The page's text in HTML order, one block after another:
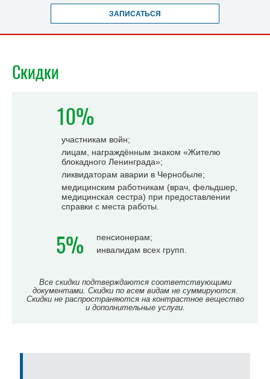
ЗАПИСАТЬСЯ
Скидки
10%
участникам войн;
лицам, награждённым знаком «Жителю
блокадного Ленинграда»;
ликвидаторам аварии в Чернобыле;
медицинским работникам (врач, фельдшер,
медицинская сестра) при предоставлении
справки с места работы.
5%
пенсионерам;
инвалидам всех групп.
Все скидки подтверждаются соответствующими
документами. Скидки по всем видам не суммируются.
Скидки не распространяются на контрастное вещество
и дополнительные услуги.